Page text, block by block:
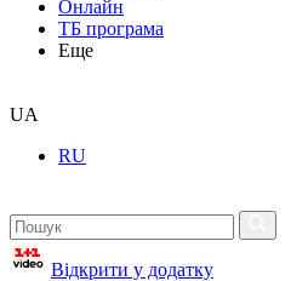
Онлайн
ТБ програма
Еще
UA
RU
Відкрити у додатку